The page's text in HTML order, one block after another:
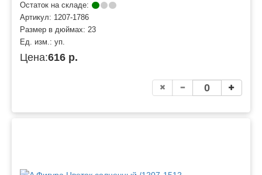
Остаток на складе:
Артикул: 1207-1786
Размер в дюймах: 23
Ед. изм.: уп.
Цена:616 р.